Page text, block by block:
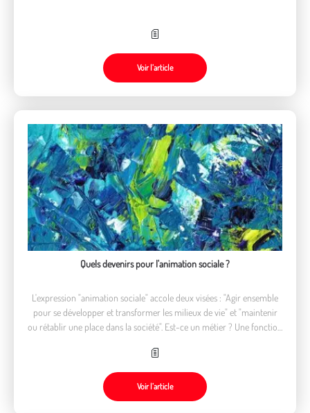
Voir l’article
Quels devenirs pour l'animation sociale ?
L'expression "animation sociale" accole deux visées : "Agir ensemble
pour se développer et transformer les milieux de vie" et "maintenir
ou rétablir une place dans la société". Est-ce un métier ? Une fonction
Voir l’article